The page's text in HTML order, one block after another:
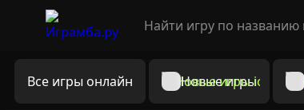
Все игры онлайн Новые игры